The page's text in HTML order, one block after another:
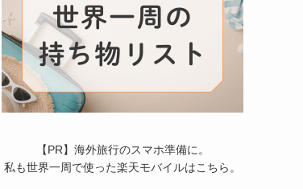
【PR】海外旅行のスマホ準備に。
私も世界一周で使った楽天モバイルはこちら。